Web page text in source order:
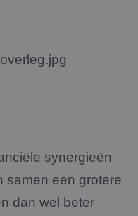
synergieën
samen een grotere
dan wel beter